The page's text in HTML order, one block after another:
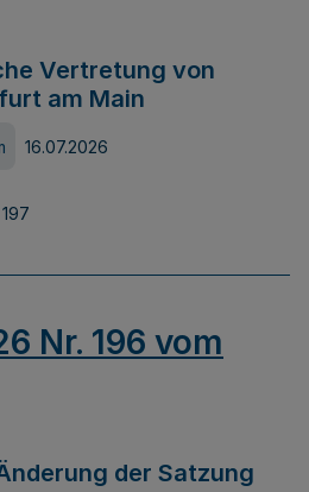
Vertretung von
am Main
16.07.2026
197
Nr. 196 vom
der Satzung